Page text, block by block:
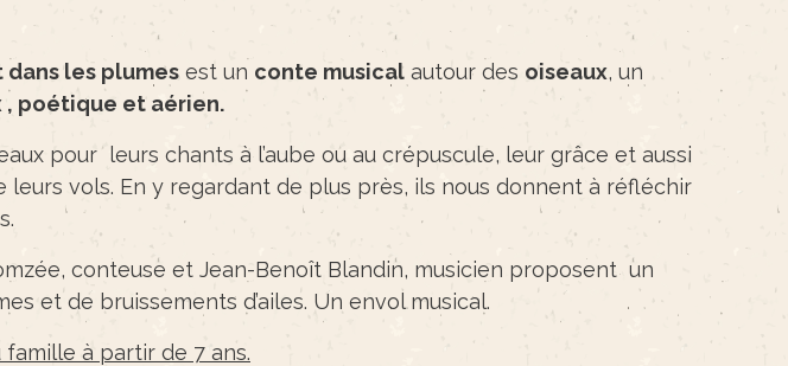
dans les plumes est un conte musical autour des oiseaux, un
, poétique et aérien.
pour leurs chants à l’aube ou au crépuscule, leur grâce et aussi
leurs vols. En y regardant de plus près, ils nous donnent à réfléchir
conteuse et Jean-Benoît Blandin, musicien proposent un
et de bruissements d’ailes. Un envol musical.
famille à partir de 7 ans.